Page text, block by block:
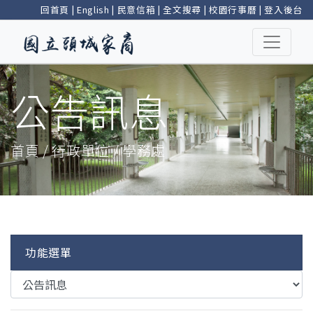
回首頁 | English | 民意信箱 |全文搜尋 | 校園行事曆 |登入後台
公告訊息
首頁 / 行政單位 / 學務處
功能選單